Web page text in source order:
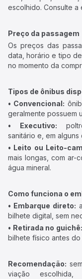
escolhido. Consulte a
Preço da passagem
Os preços das
data, horário e tipo
no momento da
Tipos de ônibus
• Convencional:
geralmente possuem
• Executivo:
sanitário e, em alguns
• Leito ou Leito-
mais longas, com ar-
água mineral.
Como funciona o
• Embarque direto:
bilhete digital, sem
• Retirada no guichê:
bilhete físico antes do
Recomendação:
viação